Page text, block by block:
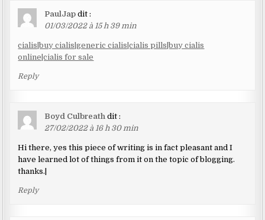
PaulJap dit :
01/03/2022 à 15 h 39 min
cialis|buy cialis|generic cialis|cialis pills|buy cialis
online|cialis for sale
Reply
Boyd Culbreath dit :
27/02/2022 à 16 h 30 min
Hi there, yes this piece of writing is in fact pleasant and I
have learned lot of things from it on the topic of blogging.
thanks.|
Reply